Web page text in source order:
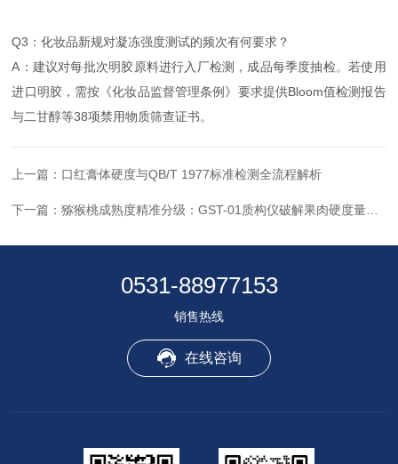
Q3：化妆品新规对凝冻强度测试的频次有何要求？
A：建议对每批次明胶原料进行入厂检测，成品每季度抽检。若使用
进口明胶，需按《化妆品监督管理条例》要求提供Bloom值检测报告
与二甘醇等38项禁用物质筛查证书。
上一篇： 口红膏体硬度与QB/T 1977标准检测全流程解析
下一篇：猕猴桃成熟度精准分级：GST-01质构仪破解果肉硬度量化难题
0531-88977153
销售热线
在线咨询